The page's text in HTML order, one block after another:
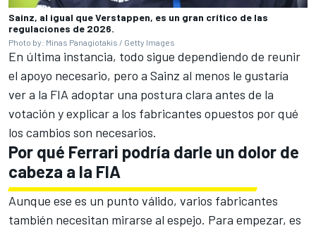
Sainz, al igual que Verstappen, es un gran crítico de las
regulaciones de 2026.
Photo by: Minas Panagiotakis / Getty Images
En última instancia, todo sigue dependiendo de reunir
el apoyo necesario, pero a Sainz al menos le gustaría
ver a la FIA adoptar una postura clara antes de la
votación y explicar a los fabricantes opuestos por qué
los cambios son necesarios.
Por qué Ferrari podría darle un dolor de
cabeza a la FIA
Aunque ese es un punto válido, varios fabricantes
también necesitan mirarse al espejo. Para empezar, es